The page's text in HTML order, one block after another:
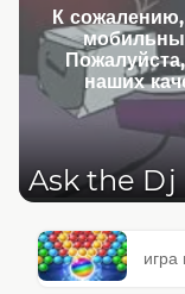
К сожалению,
наших
Ask the Dj
игра